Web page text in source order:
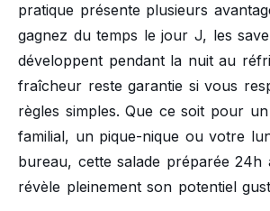
pratique présente plusieurs
gagnez du temps le jour J, les
développent pendant la nuit au
fraîcheur reste garantie si vous
règles simples. Que ce soit pour
familial, un pique-nique ou votre
bureau, cette salade préparée 24h
révèle pleinement son potentiel